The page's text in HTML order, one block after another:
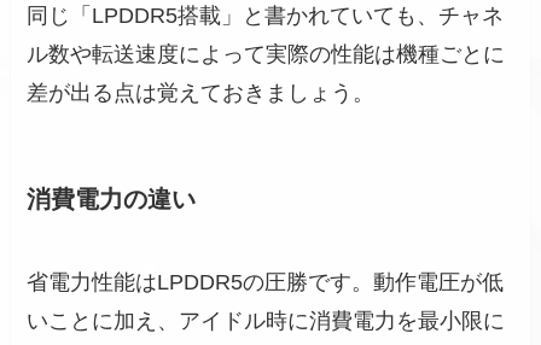
同じ「LPDDR5搭載」と書かれていても、チャネ
ル数や転送速度によって実際の性能は機種ごとに
差が出る点は覚えておきましょう。
消費電力の違い
省電力性能はLPDDR5の圧勝です。動作電圧が低
いことに加え、アイドル時に消費電力を最小限に